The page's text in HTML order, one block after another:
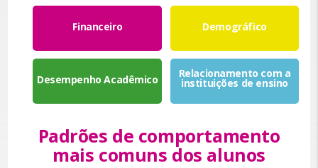
Financeiro Demográfico
Desempenho Acadêmico Relacionamento com a
instituições de ensino
Padrões de comportamento
mais comuns dos alunos